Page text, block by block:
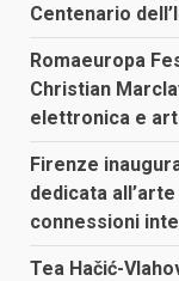
Centenario
Romaeuropa
Christian
elettronica e
Firenze
dedicata
connessioni
Tea Hačić-